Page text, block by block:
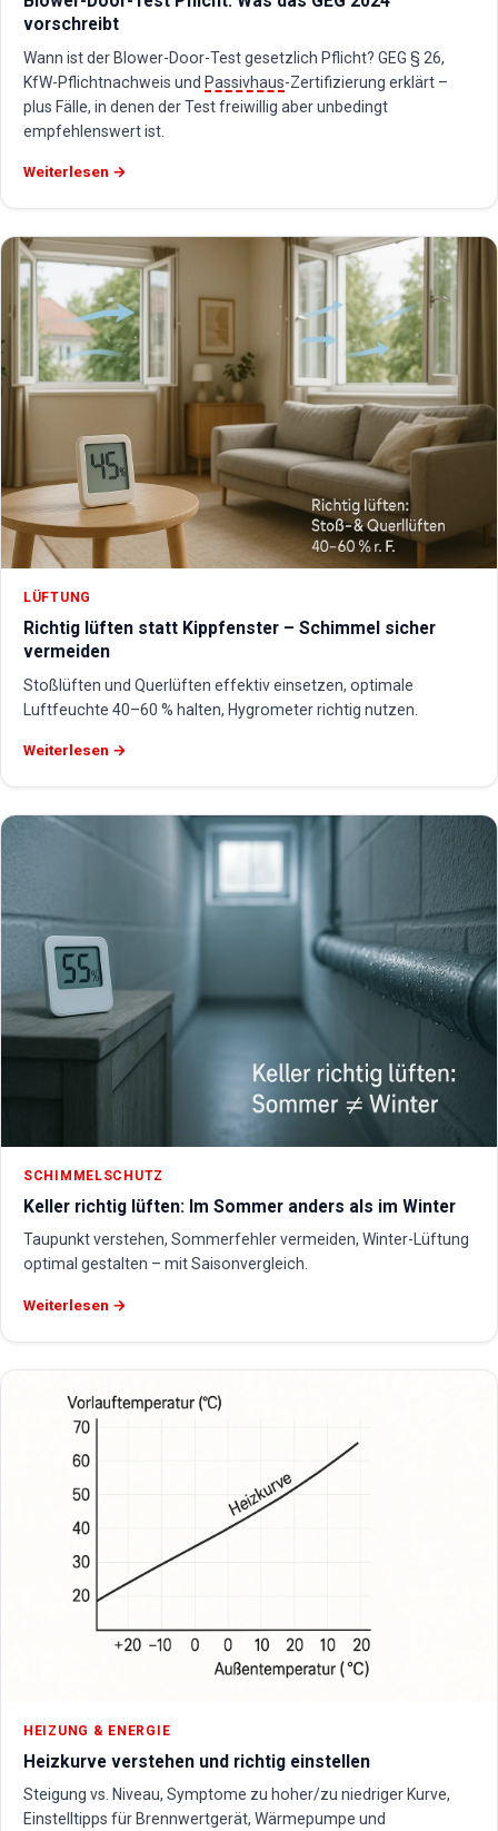
vorschreibt
Wann ist der Blower-Door-Test gesetzlich Pflicht? GEG § 26,
KfW-Pflichtnachweis und Passivhaus-Zertifizierung erklärt –
plus Fälle, in denen der Test freiwillig aber unbedingt
empfehlenswert ist.
Weiterlesen →
LÜFTUNG
Richtig lüften statt Kippfenster – Schimmel sicher
vermeiden
Stoßlüften und Querlüften effektiv einsetzen, optimale
Luftfeuchte 40–60 % halten, Hygrometer richtig nutzen.
Weiterlesen →
SCHIMMELSCHUTZ
Keller richtig lüften: Im Sommer anders als im Winter
Taupunkt verstehen, Sommerfehler vermeiden, Winter-Lüftung
optimal gestalten – mit Saisonvergleich.
Weiterlesen →
HEIZUNG & ENERGIE
Heizkurve verstehen und richtig einstellen
Steigung vs. Niveau, Symptome zu hoher/zu niedriger Kurve,
Einstelltipps für Brennwertgerät, Wärmepumpe und